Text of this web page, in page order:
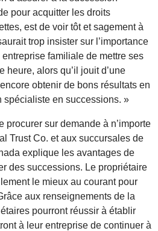
pour acquitter les droits
est de voir tôt et sagement à
trop insister sur l’importance
familiale de mettre ses
heure, alors qu’il jouit d’une
obtenir de bons résultats en
spécialiste en successions. »
procurer sur demande à n’importe
Trust Co. et aux succursales de
explique les avantages de
des successions. Le propriétaire
le mieux au courant pour
aux renseignements de la
pourront réussir à établir
à leur entreprise de continuer à